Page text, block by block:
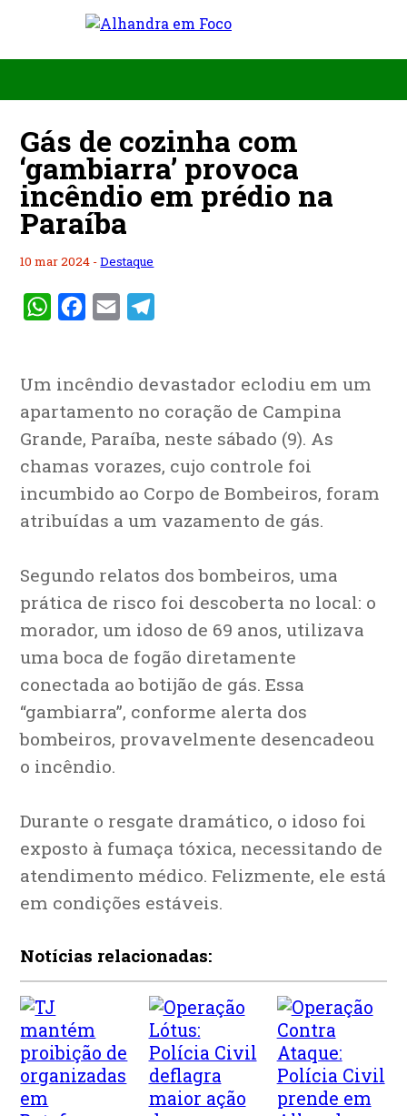
Gás de cozinha com
‘gambiarra’ provoca
incêndio em prédio na
Paraíba
10 mar 2024 -Destaque
WhatsAppFacebook
Email
Um incêndio devastador eclodiu em um
apartamento no coração de Campina
Grande, Paraíba, neste sábado (9). As
chamas vorazes, cujo controle foi
incumbido ao Corpo de Bombeiros, foram
atribuídas a um vazamento de gás.
Segundo relatos dos bombeiros, uma
prática de risco foi descoberta no local: o
morador, um idoso de 69 anos, utilizava
uma boca de fogão diretamente
conectada ao botijão de gás. Essa
“gambiarra”, conforme alerta dos
bombeiros, provavelmente desencadeou
o incêndio.
Durante o resgate dramático, o idoso foi
exposto à fumaça tóxica, necessitando de
atendimento médico. Felizmente, ele está
em condições estáveis.
Notícias relacionadas: